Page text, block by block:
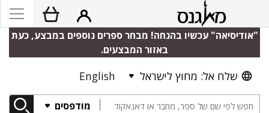
"אודיסיאה" עכשיו בהנחה! מבחר ספרים נוספים במבצע, כעת
באזור המבצעים.
שלח אל: מחוץ לישראל English
מודפסים